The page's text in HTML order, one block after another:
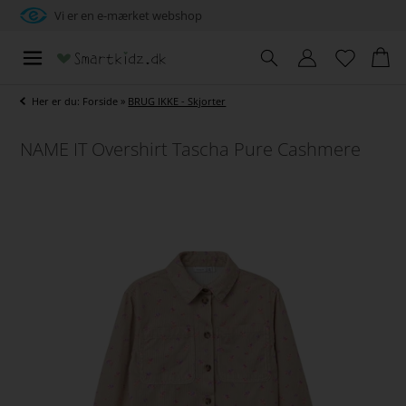
Vi er en e-mærket webshop
Her er du: Forside » BRUG IKKE - Skjorter
NAME IT Overshirt Tascha Pure Cashmere